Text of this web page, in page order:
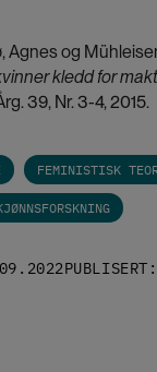
Agnes og
kledd for makt
39, Nr. 3-4, 2015.
FEMINISTISK